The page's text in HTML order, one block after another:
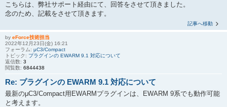
こちらは、弊社サポート経由にて、回答をさせて頂きました。
念のため、記載をさせて頂きます。
記事へ移動
by eForce技術担当
2022年12月23日(金) 16:21
フォーラム: μC3/Compact
トピック: プラグインの EWARM 9.1 対応について
返信数: 3
閲覧数: 6844438
Re: プラグインの EWARM 9.1 対応について
最新のμC3/Compact用EWARMプラグインは、EWARM 9系でも動作可能
と考えます。